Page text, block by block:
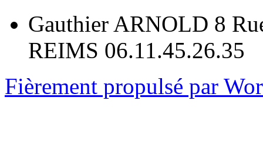
Gauthier ARNOLD 8
REIMS 06.11.45.26.35
Fièrement propulsé par